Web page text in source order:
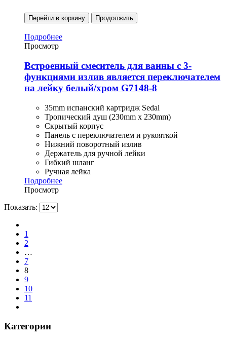
Перейти в корзину Продолжить
Подробнее
Просмотр
Встроенный смеситель для ванны с 3-
функциями излив является переключателем
на лейку белый/хром G7148-8
35mm испанский картридж Sedal
Тропический душ (230mm x 230mm)
Скрытый корпус
Панель с переключателем и рукояткой
Нижний поворотный излив
Держатель для ручной лейки
Гибкий шланг
Ручная лейка
Подробнее
Просмотр
Показать:
1
2
…
7
8
9
10
11
Категории